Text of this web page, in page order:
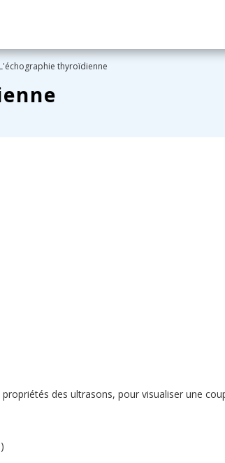
L'échographie thyroïdienne
des ultrasons, pour visualiser une